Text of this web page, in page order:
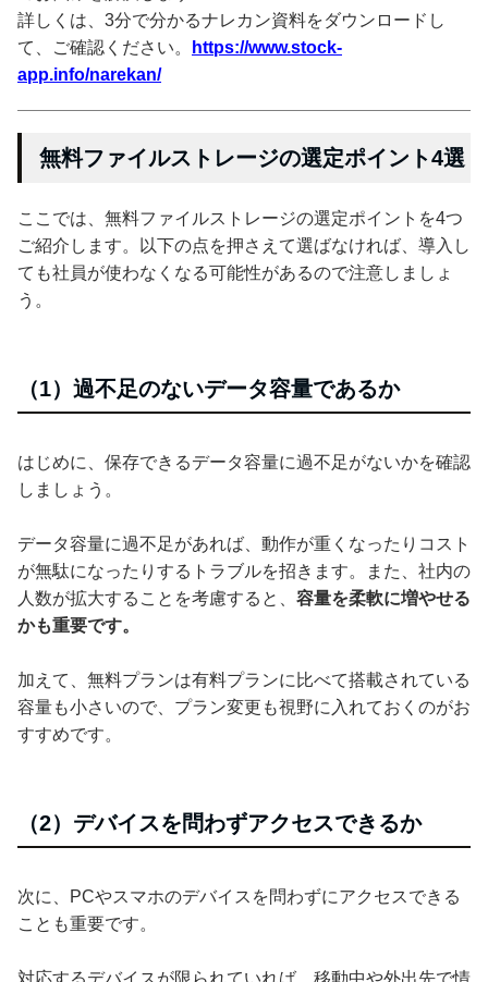
詳しくは、3分で分かるナレカン資料をダウンロードし
て、ご確認ください。
https://www.stock-
app.info/narekan/
無料ファイルストレージの選定ポイント4選
ここでは、無料ファイルストレージの選定ポイントを4つ
ご紹介します。以下の点を押さえて選ばなければ、導入し
ても社員が使わなくなる可能性があるので注意しましょ
う。
（1）過不足のないデータ容量であるか
はじめに、保存できるデータ容量に過不足がないかを確認
しましょう。
データ容量に過不足があれば、動作が重くなったりコスト
が無駄になったりするトラブルを招きます。また、社内の
人数が拡大することを考慮すると、 容量を柔軟に増やせる
かも重要です。
加えて、無料プランは有料プランに比べて搭載されている
容量も小さいので、プラン変更も視野に入れておくのがお
すすめです。
（2）デバイスを問わずアクセスできるか
次に、PCやスマホのデバイスを問わずにアクセスできる
ことも重要です。